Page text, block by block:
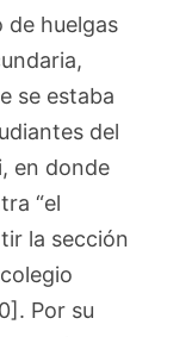
de huelgas
se estaba
del
en donde
“el
la sección
Por su